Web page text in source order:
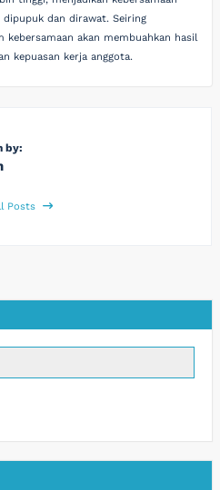
dipupuk dan dirawat. Seiring
kebersamaan akan membuahkan hasil
kepuasan kerja anggota.
by:
Posts